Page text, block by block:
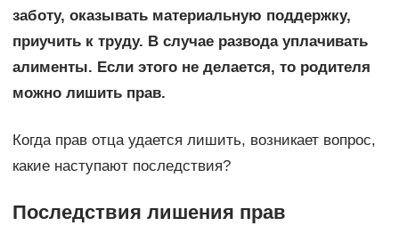
заботу, оказывать материальную поддержку,
приучить к труду. В случае развода уплачивать
алименты. Если этого не делается, то родителя
можно лишить прав.
Когда прав отца удается лишить, возникает вопрос,
какие наступают последствия?
Последствия лишения прав